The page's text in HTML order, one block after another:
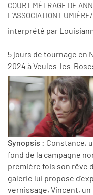
COURT MÉTRAGE DE
L’ASSOCIATION
interprété par
5 jours de tournage en
2024 à Veules-les-
Synopsis : Constance,
fond de la campagne
première fois son rêve
galerie lui propose
vernissage, Vincent,